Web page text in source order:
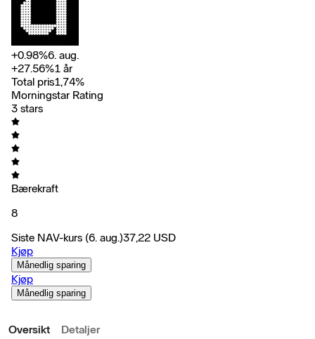
+0.98%6. aug.
+27.56%1 år
Total pris1,74%
Morningstar Rating
3 stars
Bærekraft
8
Siste NAV-kurs (6. aug.)37,22 USD
Kjøp
Månedlig sparing
Kjøp
Månedlig sparing
Oversikt Detaljer